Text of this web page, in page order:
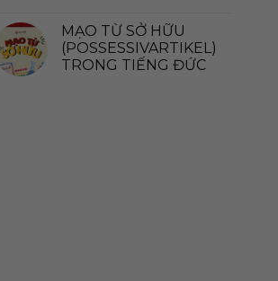
MẠO TỪ SỞ HỮU
(POSSESSIVARTIKEL)
TRONG TIẾNG ĐỨC